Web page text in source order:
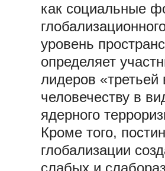
как социальные
уровень
определяет
лидеров
человечеству в
ядерного
Кроме того,
глобализации
слабых и